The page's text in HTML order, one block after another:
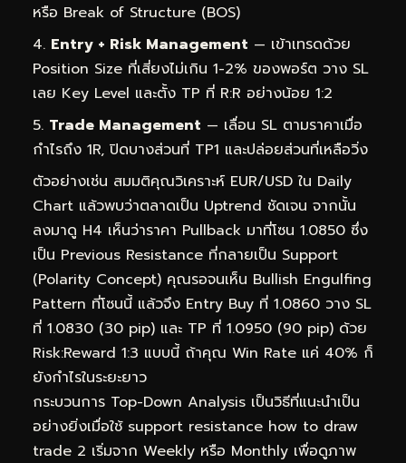
หรือ Break of Structure (BOS)
Entry + Risk Management — เข้าเทรดด้วย
Position Size ที่เสี่ยงไม่เกิน 1-2% ของพอร์ต วาง SL
เลย Key Level และตั้ง TP ที่ R:R อย่างน้อย 1:2
Trade Management — เลื่อน SL ตามราคาเมื่อ
กำไรถึง 1R, ปิดบางส่วนที่ TP1 และปล่อยส่วนที่เหลือวิ่ง
ตัวอย่างเช่น สมมติคุณวิเคราะห์ EUR/USD ใน Daily
Chart แล้วพบว่าตลาดเป็น Uptrend ชัดเจน จากนั้น
ลงมาดู H4 เห็นว่าราคา Pullback มาที่โซน 1.0850 ซึ่ง
เป็น Previous Resistance ที่กลายเป็น Support
(Polarity Concept) คุณรอจนเห็น Bullish Engulfing
Pattern ที่โซนนี้ แล้วจึง Entry Buy ที่ 1.0860 วาง SL
ที่ 1.0830 (30 pip) และ TP ที่ 1.0950 (90 pip) ด้วย
Risk:Reward 1:3 แบบนี้ ถ้าคุณ Win Rate แค่ 40% ก็
ยังกำไรในระยะยาว
กระบวนการ Top-Down Analysis เป็นวิธีที่แนะนำเป็น
อย่างยิ่งเมื่อใช้ support resistance how to draw
trade 2 เริ่มจาก Weekly หรือ Monthly เพื่อดูภาพ